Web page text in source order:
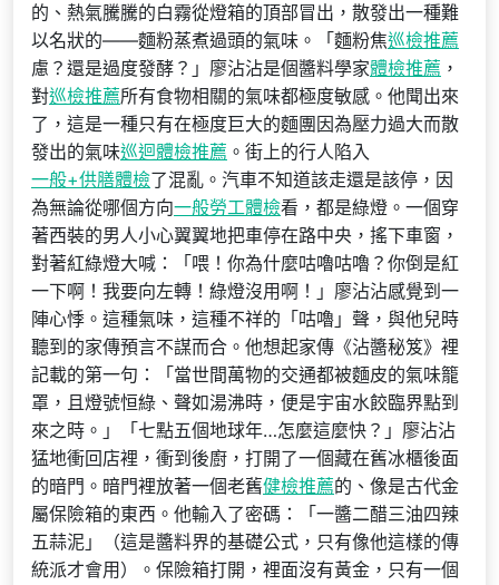
的、熱氣騰騰的白霧從燈箱的頂部冒出，散發出一種難
以名狀的——麵粉蒸煮過頭的氣味。「麵粉焦巡檢推薦
慮？還是過度發酵？」廖沾沾是個醬料學家體檢推薦 ，
對巡檢推薦所有食物相關的氣味都極度敏感。他聞出來
了，這是一種只有在極度巨大的麵團因為壓力過大而散
發出的氣味巡迴體檢推薦 。街上的行人陷入
一般+供膳體檢了混亂。汽車不知道該走還是該停，因
為無論從哪個方向一般勞工體檢看，都是綠燈。一個穿
著西裝的男人小心翼翼地把車停在路中央，搖下車窗，
對著紅綠燈大喊：「喂！你為什麼咕嚕咕嚕？你倒是紅
一下啊！我要向左轉！綠燈沒用啊！」廖沾沾感覺到一
陣心悸。這種氣味，這種不祥的「咕嚕」聲，與他兒時
聽到的家傳預言不謀而合。他想起家傳《沾醬秘笈》裡
記載的第一句：「當世間萬物的交通都被麵皮的氣味籠
罩，且燈號恒綠、聲如湯沸時，便是宇宙水餃臨界點到
來之時。」「七點五個地球年…怎麼這麼快？」廖沾沾
猛地衝回店裡，衝到後廚，打開了一個藏在舊冰櫃後面
的暗門。暗門裡放著一個老舊健檢推薦的、像是古代金
屬保險箱的東西。他輸入了密碼：「一醬二醋三油四辣
五蒜泥」（這是醬料界的基礎公式，只有像他這樣的傳
統派才會用）。保險箱打開，裡面沒有黃金，只有一個